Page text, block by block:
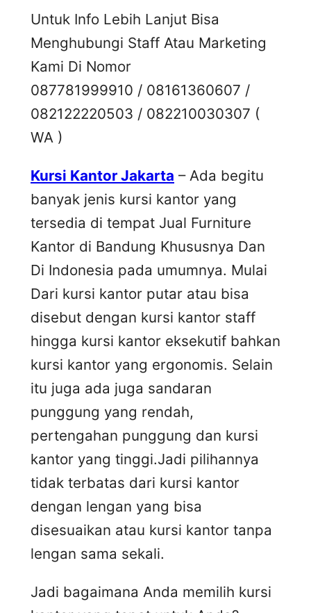
Untuk Info Lebih Lanjut Bisa
Menghubungi Staff Atau Marketing
Kami Di Nomor
087781999910 / 08161360607 /
082122220503 / 082210030307 (
WA )
Kursi Kantor Jakarta – Ada begitu
banyak jenis kursi kantor yang
tersedia di tempat Jual Furniture
Kantor di Bandung Khususnya Dan
Di Indonesia pada umumnya. Mulai
Dari kursi kantor putar atau bisa
disebut dengan kursi kantor staff
hingga kursi kantor eksekutif bahkan
kursi kantor yang ergonomis. Selain
itu juga ada juga sandaran
punggung yang rendah,
pertengahan punggung dan kursi
kantor yang tinggi.Jadi pilihannya
tidak terbatas dari kursi kantor
dengan lengan yang bisa
disesuaikan atau kursi kantor tanpa
lengan sama sekali.
Jadi bagaimana Anda memilih kursi